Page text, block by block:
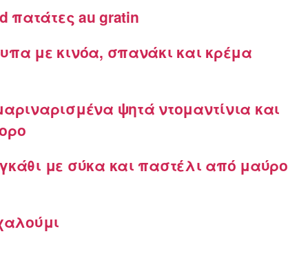
πατάτες au gratin
με κινόα, σπανάκι και κρέμα
ψητά ντομαντίνια και
με σύκα και παστέλι από μαύρο